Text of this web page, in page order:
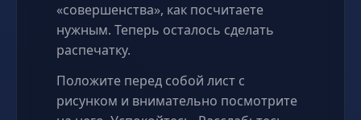
«совершенства», как посчитаете
нужным. Теперь осталось сделать
распечатку.
Положите перед собой лист с
рисунком и внимательно посмотрите